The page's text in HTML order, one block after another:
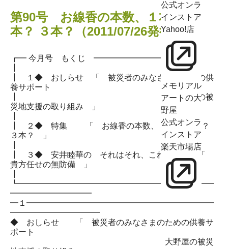
公式オンラ
インストア
Yahoo!店
メモリアル
アートの大
野屋
公式オンラ
インストア
楽天市場店
第90号 お線香の本数、１本？ ２
本？ ３本？（2011/07/26発行）
┏━ 今月号 もくじ ━━━━━━━━━
┃ １◆ おしらせ 「 被災者のみなさまのための供
養サポート
┃ 大野屋の被
災地支援の取り組み 」
┃ ２◆ 特集 「 お線香の本数、１本？ ２本？
３本？ 」
┃ ３◆ 安井睦華の それはそれ、これはこれ！「
貴方任せの無防備 」
┗━━━━━━━━━━━━━━━━━━━━━━━━
━━━━━━━━━━
━１━━━━━━━━━━━━━━━━━━━━━━━
━━━━━━━━━━━
◆ おしらせ 「 被災者のみなさまのための供養サ
ポート
大野屋の被災